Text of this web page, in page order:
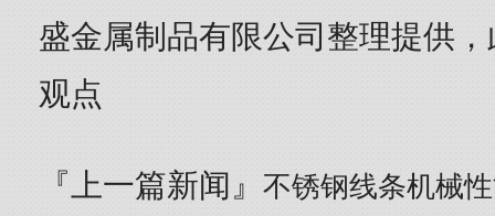
盛金属制品有限公司整理提供
观点
『上一篇新闻』 不锈钢线条机械